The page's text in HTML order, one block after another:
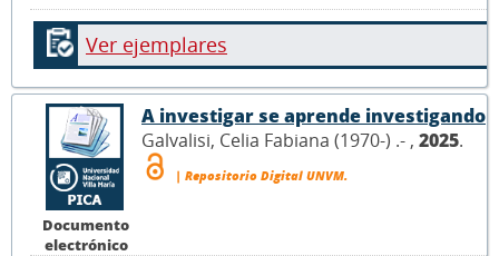
Ver ejemplares
Documento
electrónico
A investigar se aprende investigando
Galvalisi, Celia Fabiana (1970-) .- , 2025.
| Repositorio Digital UNVM.